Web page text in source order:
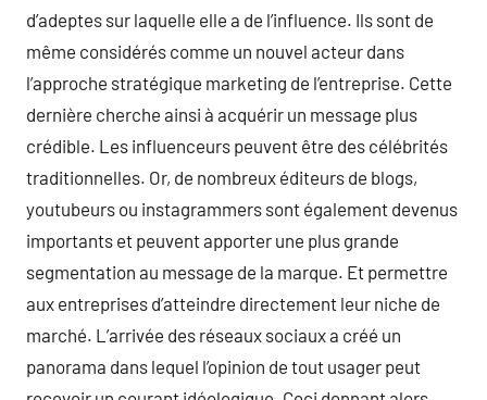
d’adeptes sur laquelle elle a de l’influence. Ils sont de
même considérés comme un nouvel acteur dans
l’approche stratégique marketing de l’entreprise. Cette
dernière cherche ainsi à acquérir un message plus
crédible. Les influenceurs peuvent être des célébrités
traditionnelles. Or, de nombreux éditeurs de blogs,
youtubeurs ou instagrammers sont également devenus
importants et peuvent apporter une plus grande
segmentation au message de la marque. Et permettre
aux entreprises d’atteindre directement leur niche de
marché. L’arrivée des réseaux sociaux a créé un
panorama dans lequel l’opinion de tout usager peut